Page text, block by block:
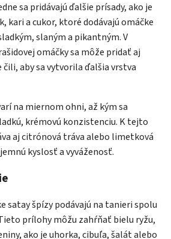
sa pridávajú ďalšie prísady, ako je
kari a cukor, ktoré dodávajú omáčke
slaným a pikantným. V
omáčky sa môže pridať aj
aby sa vytvorila ďalšia vrstva
na miernom ohni, až kým sa
krémovú konzistenciu. K tejto
aj citrónová tráva alebo limetková
kyslosť a vyváženosť.
satay špízy podávajú na tanieri spolu
prílohy môžu zahŕňať bielu ryžu,
ako je uhorka, cibuľa, šalát alebo